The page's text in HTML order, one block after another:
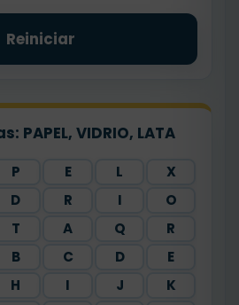
Reiniciar
PAPEL, VIDRIO, LATA
P E L
X
D R I
O
T A Q
R
B C D
E
H I J
K